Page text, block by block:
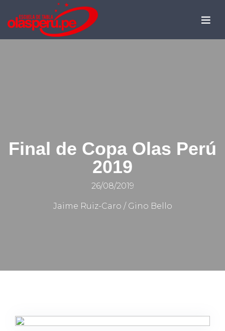
Final de Copa Olas Perú
2019
26/08/2019
Jaime Ruiz-Caro / Gino Bello